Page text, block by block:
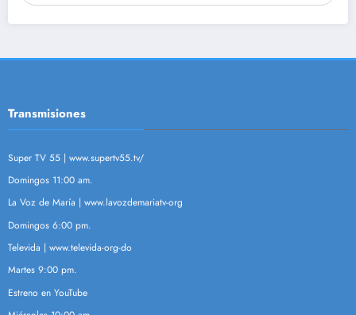
Transmisiones
Super TV 55 | www.supertv55.tv/
Domingos 11:00 am.
La Voz de María | www.lavozdemariatv-org
Domingos 6:00 pm.
Televida | www.televida-org-do
Martes 9:00 pm.
Estreno en YouTube